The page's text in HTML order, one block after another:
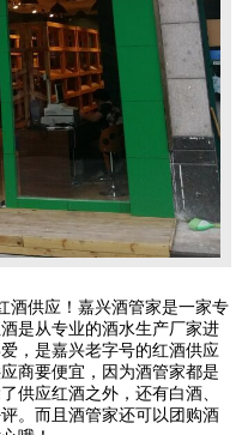
酒供应！嘉兴酒管家是一家专
是从专业的酒水生产厂家进
，是嘉兴老字号的红酒供应
商要便宜，因为酒管家都是
供应红酒之外，还有白酒、
。而且酒管家还可以团购酒